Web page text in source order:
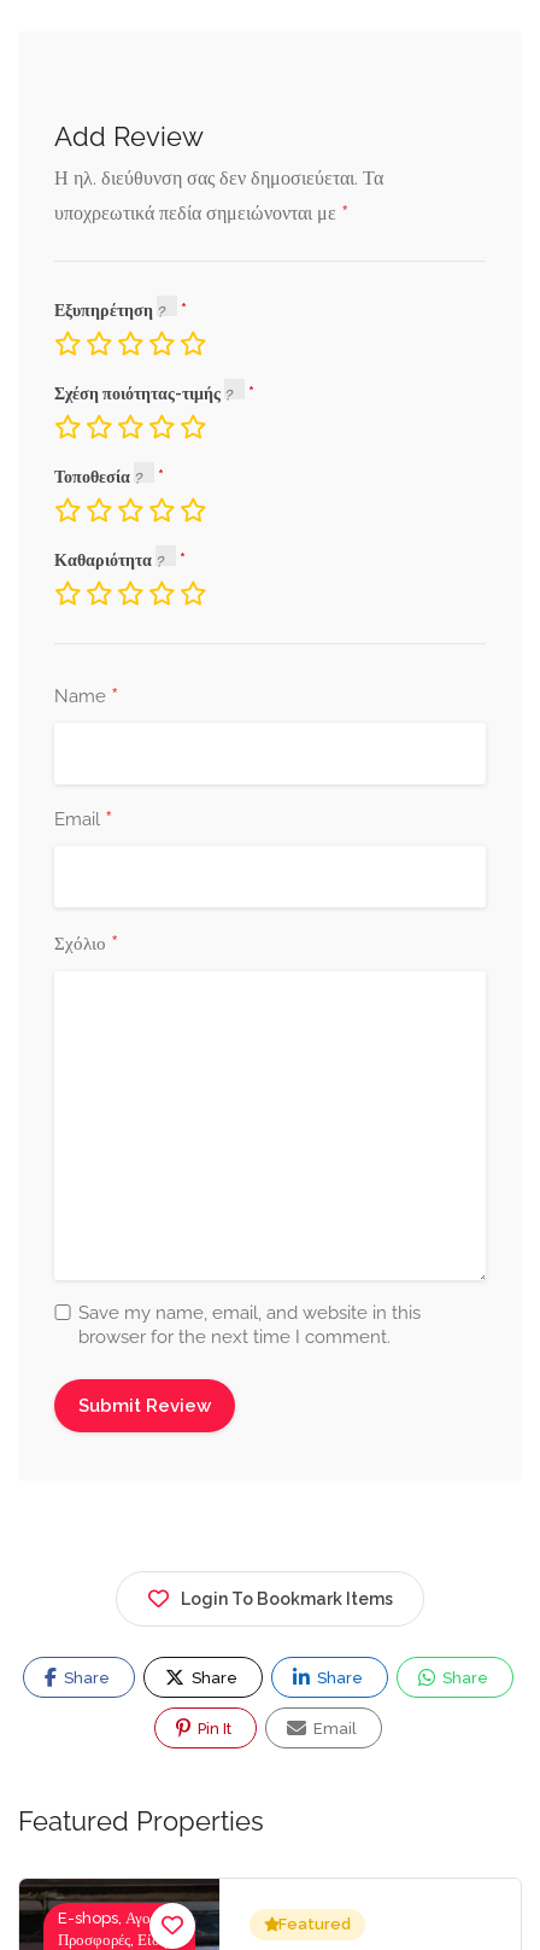
Add Review
Η ηλ. διεύθυνση σας δεν δημοσιεύεται. Τα
υποχρεωτικά πεδία σημειώνονται με *
Εξυπηρέτηση
Σχέση ποιότητας-τιμής
Τοποθεσία
Καθαριότητα
Name *
Email *
Σχόλιο *
Save my name, email, and website in this
browser for the next time I comment.
Login To Bookmark Items
Share Share Share Share
Pin It Email
Featured Properties
E-shops, Αγορές-
Προσφορές, Είδη
Featured